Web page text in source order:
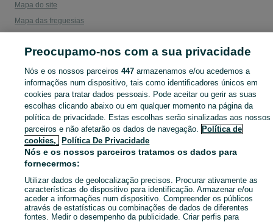
Mapa do site
Mapa das freguesias
Pesquisas populares
Preocupamo-nos com a sua privacidade
Nós e os nossos parceiros447 armazenamos e/ou acedemos a
informações num dispositivo, tais como identificadores únicos em
cookies para tratar dados pessoais. Pode aceitar ou gerir as suas
escolhas clicando abaixo ou em qualquer momento na página da
política de privacidade. Estas escolhas serão sinalizadas aos nossos
parceiros e não afetarão os dados de navegação. Política de
cookies,
Política De Privacidade
Nós e os nossos parceiros tratamos os dados para
fornecermos:
Utilizar dados de geolocalização precisos. Procurar ativamente as
características do dispositivo para identificação. Armazenar e/ou
aceder a informações num dispositivo. Compreender os públicos
através de estatísticas ou combinações de dados de diferentes
fontes. Medir o desempenho da publicidade. Criar perfis para